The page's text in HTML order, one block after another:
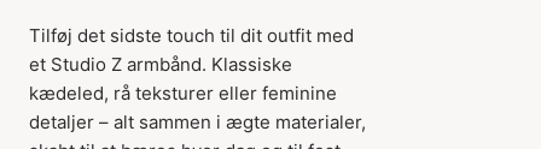
Tilføj det sidste touch til dit outfit med
et Studio Z armbånd. Klassiske
kædeled, rå teksturer eller feminine
detaljer – alt sammen i ægte materialer,